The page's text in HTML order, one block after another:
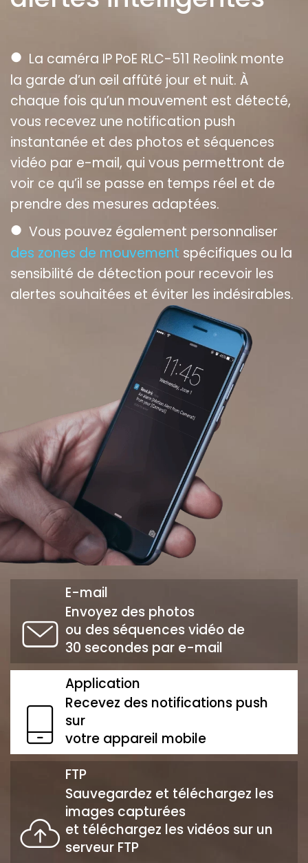
● La caméra IP PoE RLC-511 Reolink monte
la garde d’un œil affûté jour et nuit. À
chaque fois qu’un mouvement est détecté,
vous recevez une notification push
instantanée et des photos et séquences
vidéo par e-mail, qui vous permettront de
voir ce qu’il se passe en temps réel et de
prendre des mesures adaptées.
● Vous pouvez également personnaliser
des zones de mouvement spécifiques ou la
sensibilité de détection pour recevoir les
alertes souhaitées et éviter les indésirables.
E-mail
Envoyez des photos
ou des séquences vidéo de
30 secondes par e-mail
Application
Recevez des notifications push
sur
votre appareil mobile
FTP
Sauvegardez et téléchargez les
images capturées
et téléchargez les vidéos sur un
serveur FTP